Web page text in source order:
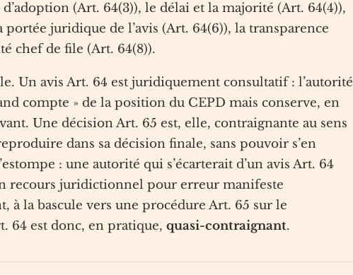
(Art. 64(3)), le délai et la majorité (Art. 64(4)),
portée juridique de l’avis (Art. 64(6)), la transparence
chef de file (Art. 64(8)).
Un avis Art. 64 est juridiquement consultatif : l’autorité
compte » de la position du CEPD mais conserve, en
Une décision Art. 65 est, elle, contraignante au sens
dans sa décision finale, sans pouvoir s’en
: une autorité qui s’écarterait d’un avis Art. 64
recours juridictionnel pour erreur manifeste
à la bascule vers une procédure Art. 65 sur le
64 est donc, en pratique, quasi-contraignant.